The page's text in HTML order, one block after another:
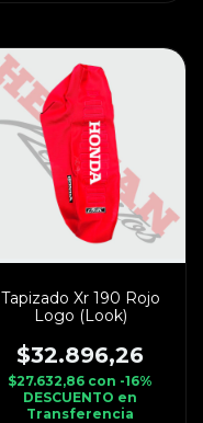
Tapizado Xr 190 Rojo
Logo (Look)
$32.896,26
$27.632,86 con -16%
DESCUENTO en
Transferencia